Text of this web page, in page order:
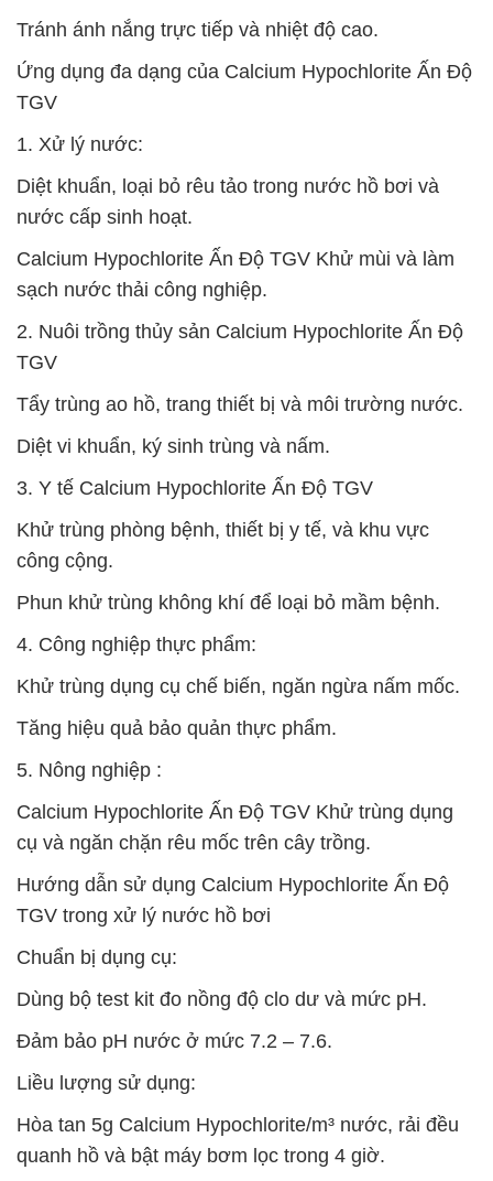
Tránh ánh nắng trực tiếp và nhiệt độ cao.
Ứng dụng đa dạng của Calcium Hypochlorite Ấn Độ
TGV
1. Xử lý nước:
Diệt khuẩn, loại bỏ rêu tảo trong nước hồ bơi và
nước cấp sinh hoạt.
Calcium Hypochlorite Ấn Độ TGV Khử mùi và làm
sạch nước thải công nghiệp.
2. Nuôi trồng thủy sản Calcium Hypochlorite Ấn Độ
TGV
Tẩy trùng ao hồ, trang thiết bị và môi trường nước.
Diệt vi khuẩn, ký sinh trùng và nấm.
3. Y tế Calcium Hypochlorite Ấn Độ TGV
Khử trùng phòng bệnh, thiết bị y tế, và khu vực
công cộng.
Phun khử trùng không khí để loại bỏ mầm bệnh.
4. Công nghiệp thực phẩm:
Khử trùng dụng cụ chế biến, ngăn ngừa nấm mốc.
Tăng hiệu quả bảo quản thực phẩm.
5. Nông nghiệp :
Calcium Hypochlorite Ấn Độ TGV Khử trùng dụng
cụ và ngăn chặn rêu mốc trên cây trồng.
Hướng dẫn sử dụng Calcium Hypochlorite Ấn Độ
TGV trong xử lý nước hồ bơi
Chuẩn bị dụng cụ:
Dùng bộ test kit đo nồng độ clo dư và mức pH.
Đảm bảo pH nước ở mức 7.2 – 7.6.
Liều lượng sử dụng:
Hòa tan 5g Calcium Hypochlorite/m³ nước, rải đều
quanh hồ và bật máy bơm lọc trong 4 giờ.